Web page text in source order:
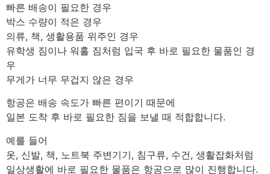
빠른 배송이 필요한 경우
박스 수량이 적은 경우
의류, 책, 생활용품 위주인 경우
유학생 짐이나 워홀 짐처럼 입국 후 바로 필요한 물품인 경
우
무게가 너무 무겁지 않은 경우
항공은 배송 속도가 빠른 편이기 때문에
일본 도착 후 바로 필요한 짐을 보낼 때 적합합니다.
예를 들어
옷, 신발, 책, 노트북 주변기기, 침구류, 수건, 생활잡화처럼
일상생활에 바로 필요한 물품은 항공으로 많이 진행합니다.